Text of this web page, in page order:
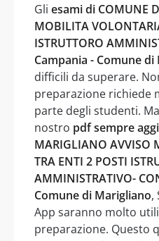
Gli esami di COMUNE
MOBILITA
ISTRUTTORO
Campania - Comune
difficili da superare.
preparazione richiede
parte degli studenti.
nostro pdf sempre
MARIGLIANO AVVISO
TRA ENTI 2 POSTI
AMMINISTRATIVO-
Comune di Marigliano,
App saranno molto
preparazione. Questo